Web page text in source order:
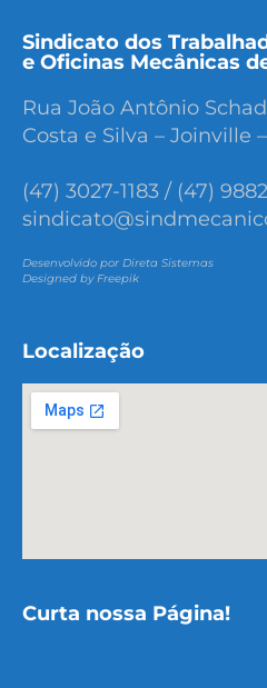
Sindicato dos
e Oficinas Mecânicas
Rua João Antônio
Costa e Silva – Joinville
(47) 3027-1183 / (47)
Desenvolvido por Direta Sistemas
Designed by Freepik
Localização
Curta nossa Página!